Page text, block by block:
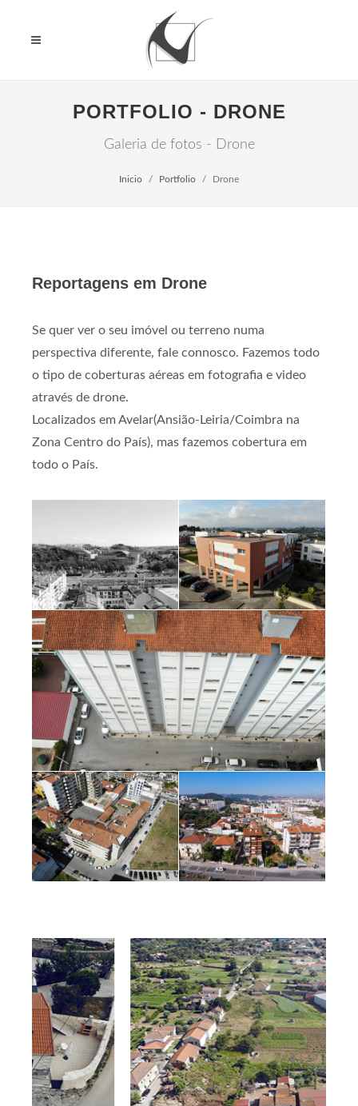
PORTFOLIO - DRONE
Galeria de fotos - Drone
Inicio Portfolio Drone
Reportagens em Drone
Se quer ver o seu imóvel ou terreno numa
perspectiva diferente, fale connosco. Fazemos todo
o tipo de coberturas aéreas em fotografia e video
através de drone.
Localizados em Avelar(Ansião-Leiria/Coimbra na
Zona Centro do País), mas fazemos cobertura em
todo o País.